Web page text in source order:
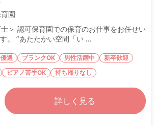
園
士＞ 認可保育園での保育のお仕事をお任せい
。 ”あたたかい空間「い ...
遇 ブランクOK 男性活躍中
新卒歓迎
ピアノ苦手OK 持ち帰りなし
詳しく見る